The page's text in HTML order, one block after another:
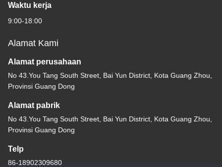
Waktu kerja
9:00-18:00
Alamat Kami
Alamat perusahaan
No 43.You Tang South Street, Bai Yun District, Kota Guang Zhou,
Provinsi Guang Dong
Alamat pabrik
No 43.You Tang South Street, Bai Yun District, Kota Guang Zhou,
Provinsi Guang Dong
Telp
86-18902309680